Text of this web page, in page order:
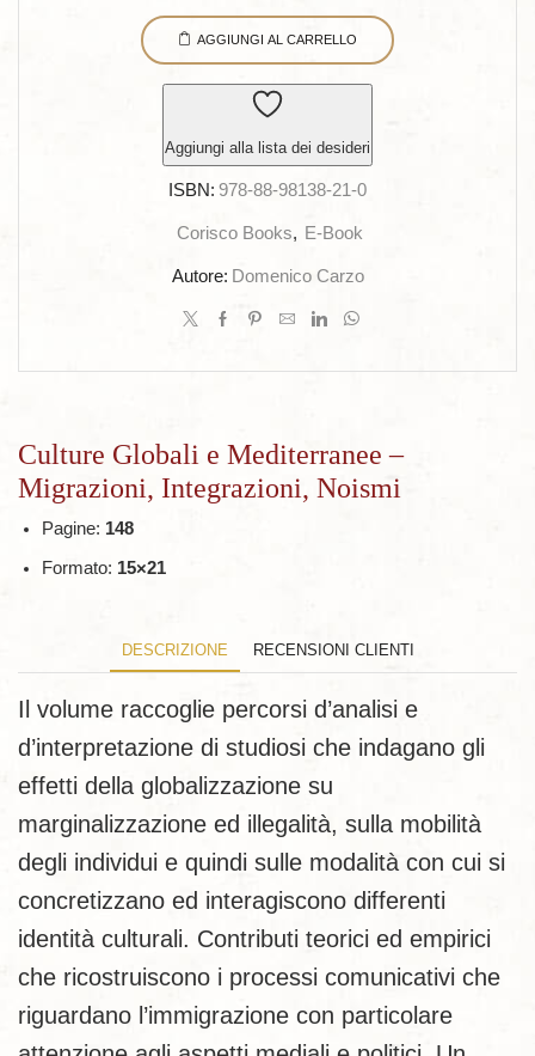
Globali
e
-
Migrazioni,
Integrazioni,
Noismi
quantità
AGGIUNGI AL CARRELLO
Aggiungi alla lista dei desideri
ISBN: 978-88-98138-21-0
Corisco Books, E-Book
Autore: Domenico Carzo
Culture Globali e Mediterranee –
Migrazioni, Integrazioni, Noismi
Pagine: 148
Formato: 15×21
DESCRIZIONE RECENSIONI CLIENTI
Il volume raccoglie percorsi d’analisi e
d’interpretazione di studiosi che indagano gli
effetti della globalizzazione su
marginalizzazione ed illegalità, sulla mobilità
degli individui e quindi sulle modalità con cui si
concretizzano ed interagiscono differenti
identità culturali. Contributi teorici ed empirici
che ricostruiscono i processi comunicativi che
riguardano l’immigrazione con particolare